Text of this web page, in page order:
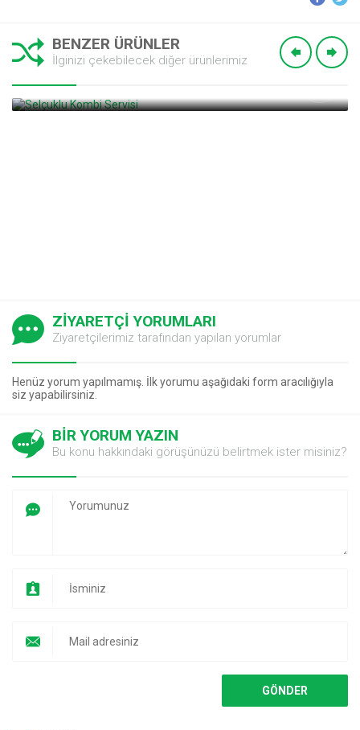
BENZER ÜRÜNLER
İlginizi çekebilecek diğer ürünlerimiz
ZİYARETÇİ YORUMLARI
Ziyaretçilerimiz tarafından yapılan yorumlar
Henüz yorum yapılmamış. İlk yorumu aşağıdaki form aracılığıyla
siz yapabilirsiniz.
BİR YORUM YAZIN
Bu konu hakkındaki görüşünüzü belirtmek ister misiniz?